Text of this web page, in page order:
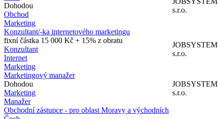
Dohodou
Obchod
Marketing
s.r.o.
Konzultant/-ka internetového marketingu
fixní částka 15 000 Kč + 15% z obratu
Konzultant
Internet
Marketing
JOBSYSTEM
s.r.o.
Marketingový manažer
Dohodou
Marketing
Manažer
JOBSYSTEM
s.r.o.
Obchodní zástupce - pro oblast Moravy a východních